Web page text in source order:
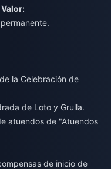
la Celebración de
de Loto y Grulla.
atuendos de "Atuendos
de inicio de